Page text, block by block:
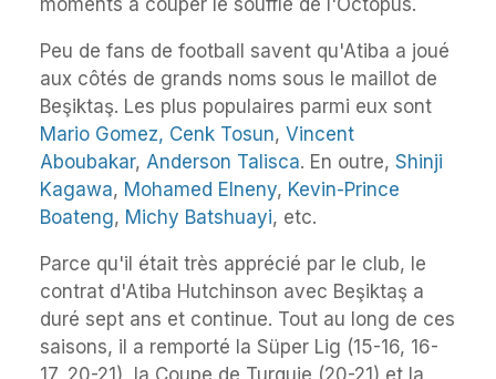
Peu de fans de football savent qu'Atiba a joué
aux côtés de grands noms sous le maillot de
Beşiktaş. Les plus populaires parmi eux sont
Mario Gomez, Cenk Tosun, Vincent
Aboubakar, Anderson Talisca. En outre, Shinji
Kagawa, Mohamed Elneny, Kevin-Prince
Boateng, Michy Batshuayi, etc.
Parce qu'il était très apprécié par le club, le
contrat d'Atiba Hutchinson avec Beşiktaş a
duré sept ans et continue. Tout au long de ces
saisons, il a remporté la Süper Lig (15-16, 16-
17, 20-21), la Coupe de Turquie (20-21) et la